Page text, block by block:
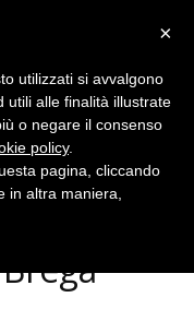
×
utilizzati si avvalgono
utili alle finalità illustrate
o negare il consenso
policy.
pagina, cliccando
in altra maniera,